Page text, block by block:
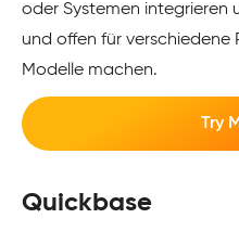
oder Systemen integrieren
und offen für verschiedene
Modelle machen.
Try
Quickbase